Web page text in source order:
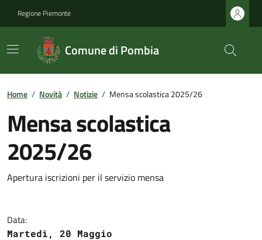
Regione Piemonte
Comune di Pombia
Home / Novità / Notizie / Mensa scolastica 2025/26
Mensa scolastica
2025/26
Apertura iscrizioni per il servizio mensa
Data:
Martedì, 20 Maggio